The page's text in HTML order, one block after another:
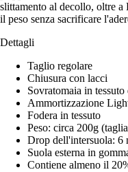
slittamento al decollo, oltre
il peso senza sacrificare
Dettagli
Taglio regolare
Chiusura con lacci
Sovratomaia in
Ammortizzazione
Fodera in tessuto
Peso: circa 200g
Drop dell'intersuola: 6
Suola esterna in
Contiene almeno il